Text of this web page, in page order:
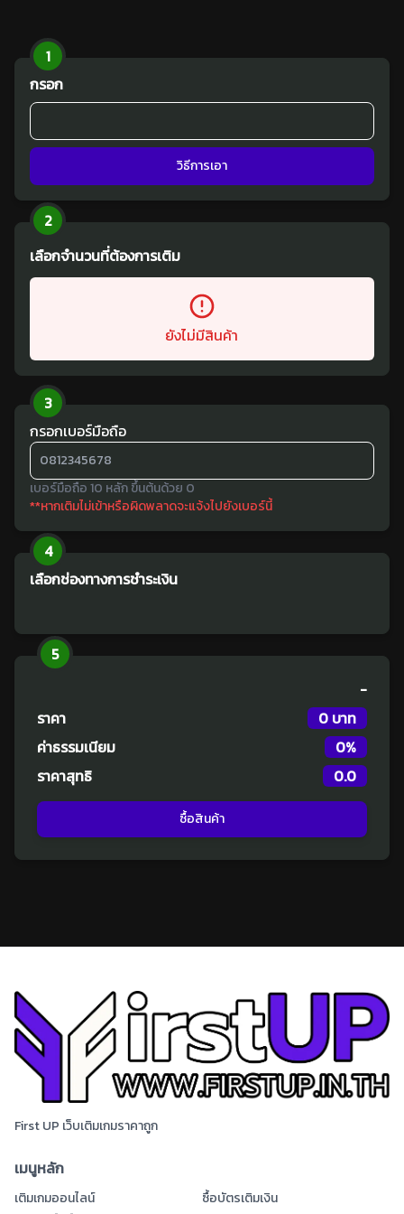
1
กรอก
วิธีการเอา
2
เลือกจำนวนที่ต้องการเติม
ยังไม่มีสินค้า
3
กรอกเบอร์มือถือ
เบอร์มือถือ 10 หลัก ขึ้นต้นด้วย 0
**หากเติมไม่เข้าหรือผิดพลาดจะแจ้งไปยังเบอร์นี้
4
เลือกช่องทางการชำระเงิน
5
-
ราคา
0 บาท
ค่าธรรมเนียม
0%
ราคาสุทธิ
0.0
ซื้อสินค้า
First UP เว็บเติมเกมราคาถูก
เมนูหลัก
เติมเกมออนไลน์
ซื้อบัตรเติมเงิน